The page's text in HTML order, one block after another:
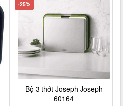
-25%
Bộ 3 thớt Joseph Joseph
60164